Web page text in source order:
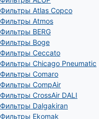
Фильтры Atlas Copco
Фильтры Atmos
Фильтры BERG
Фильтры Boge
Фильтры Ceccato
Фильтры Chicago Pneumatic
Фильтры Comaro
Фильтры CompAir
Фильтры CrossAir DALI
Фильтры Dalgakiran
Фильтры Ekomak